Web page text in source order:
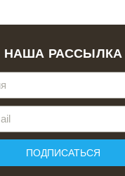
НАША РАССЫЛКА
ПОДПИСАТЬСЯ